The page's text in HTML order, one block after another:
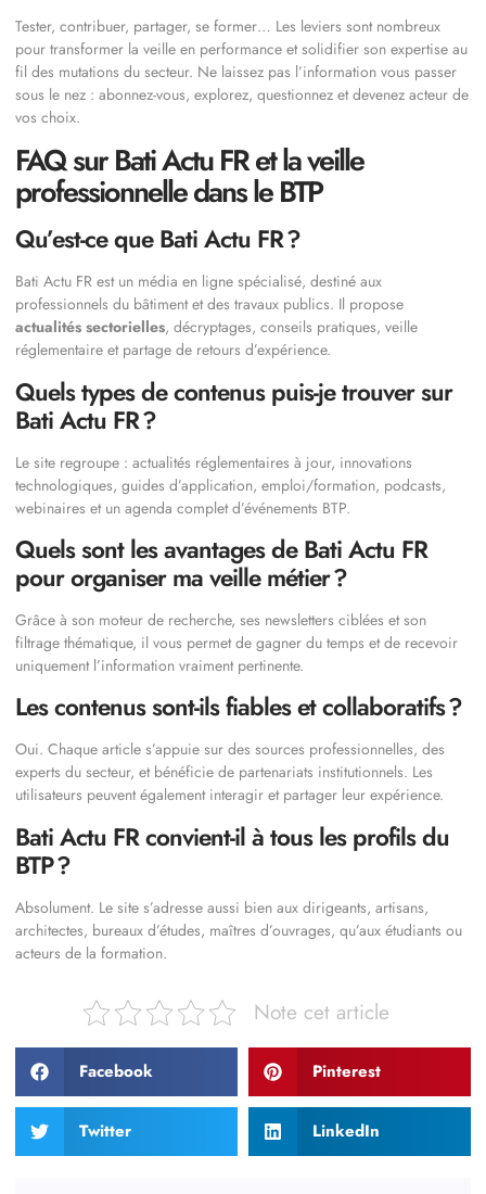
Tester, contribuer, partager, se former… Les leviers sont nombreux
pour transformer la veille en performance et solidifier son expertise au
fil des mutations du secteur. Ne laissez pas l’information vous passer
sous le nez : abonnez-vous, explorez, questionnez et devenez acteur de
vos choix.
FAQ sur Bati Actu FR et la veille
professionnelle dans le BTP
Qu’est-ce que Bati Actu FR ?
Bati Actu FR est un média en ligne spécialisé, destiné aux
professionnels du bâtiment et des travaux publics. Il propose
actualités sectorielles, décryptages, conseils pratiques, veille
réglementaire et partage de retours d’expérience.
Quels types de contenus puis-je trouver sur
Bati Actu FR ?
Le site regroupe : actualités réglementaires à jour, innovations
technologiques, guides d’application, emploi/formation, podcasts,
webinaires et un agenda complet d’événements BTP.
Quels sont les avantages de Bati Actu FR
pour organiser ma veille métier ?
Grâce à son moteur de recherche, ses newsletters ciblées et son
filtrage thématique, il vous permet de gagner du temps et de recevoir
uniquement l’information vraiment pertinente.
Les contenus sont-ils fiables et collaboratifs ?
Oui. Chaque article s’appuie sur des sources professionnelles, des
experts du secteur, et bénéficie de partenariats institutionnels. Les
utilisateurs peuvent également interagir et partager leur expérience.
Bati Actu FR convient-il à tous les profils du
BTP ?
Absolument. Le site s’adresse aussi bien aux dirigeants, artisans,
architectes, bureaux d’études, maîtres d’ouvrages, qu’aux étudiants ou
acteurs de la formation.
Note cet article
Facebook Pinterest
Twitter LinkedIn